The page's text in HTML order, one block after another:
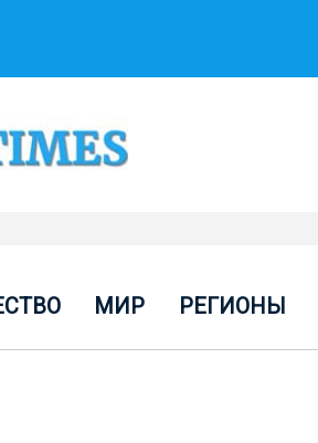
МИР РЕГИОНЫ